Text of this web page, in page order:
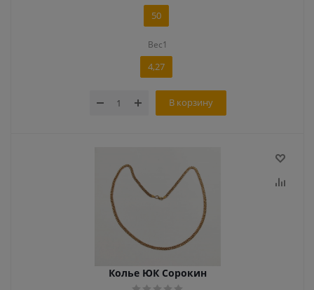
50
Вес1
4,27
В корзину
Колье ЮК Сорокин